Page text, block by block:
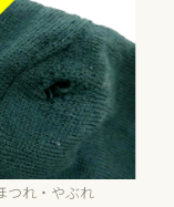
つれ・やぶれ